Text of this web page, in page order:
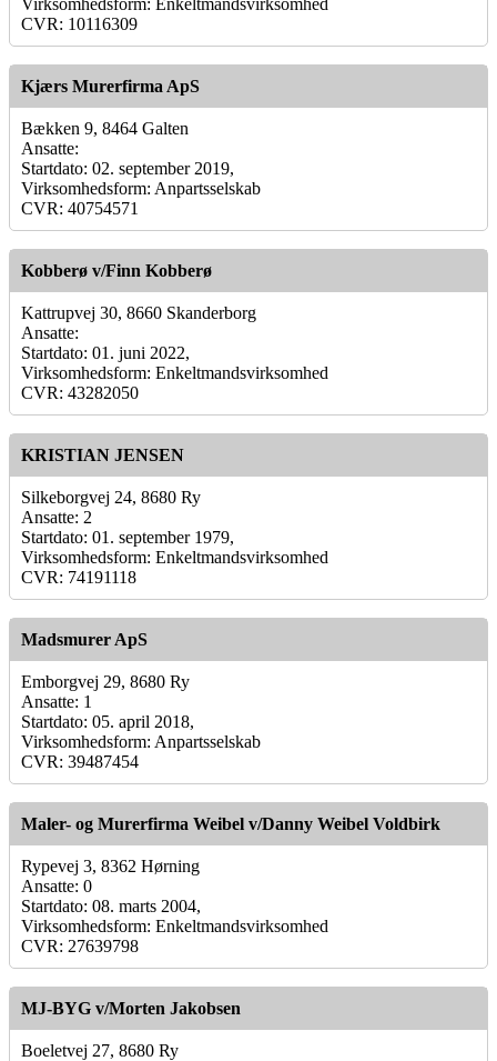
Virksomhedsform: Enkeltmandsvirksomhed
CVR: 10116309
Kjærs Murerfirma ApS
Bækken 9, 8464 Galten
Ansatte:
Startdato: 02. september 2019,
Virksomhedsform: Anpartsselskab
CVR: 40754571
Kobberø v/Finn Kobberø
Kattrupvej 30, 8660 Skanderborg
Ansatte:
Startdato: 01. juni 2022,
Virksomhedsform: Enkeltmandsvirksomhed
CVR: 43282050
KRISTIAN JENSEN
Silkeborgvej 24, 8680 Ry
Ansatte: 2
Startdato: 01. september 1979,
Virksomhedsform: Enkeltmandsvirksomhed
CVR: 74191118
Madsmurer ApS
Emborgvej 29, 8680 Ry
Ansatte: 1
Startdato: 05. april 2018,
Virksomhedsform: Anpartsselskab
CVR: 39487454
Maler- og Murerfirma Weibel v/Danny Weibel Voldbirk
Rypevej 3, 8362 Hørning
Ansatte: 0
Startdato: 08. marts 2004,
Virksomhedsform: Enkeltmandsvirksomhed
CVR: 27639798
MJ-BYG v/Morten Jakobsen
Boeletvej 27, 8680 Ry